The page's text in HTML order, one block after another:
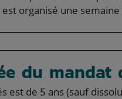
organisé une
du mandat
est de 5 ans (sauf